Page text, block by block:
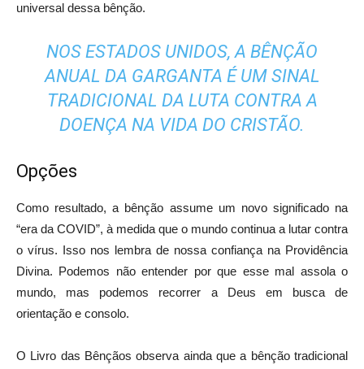
universal dessa bênção.
NOS ESTADOS UNIDOS, A BÊNÇÃO
ANUAL DA GARGANTA É UM SINAL
TRADICIONAL DA LUTA CONTRA A
DOENÇA NA VIDA DO CRISTÃO.
Opções
Como resultado, a bênção assume um novo significado na
“era da COVID”, à medida que o mundo continua a lutar contra
o vírus. Isso nos lembra de nossa confiança na Providência
Divina. Podemos não entender por que esse mal assola o
mundo, mas podemos recorrer a Deus em busca de
orientação e consolo.
O Livro das Bênçãos observa ainda que a bênção tradicional